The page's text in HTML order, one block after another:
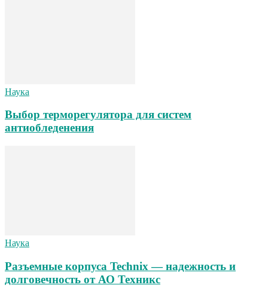
Наука
Выбор терморегулятора для систем
антиобледенения
Наука
Разъемные корпуса Technix — надежность и
долговечность от АО Техникс